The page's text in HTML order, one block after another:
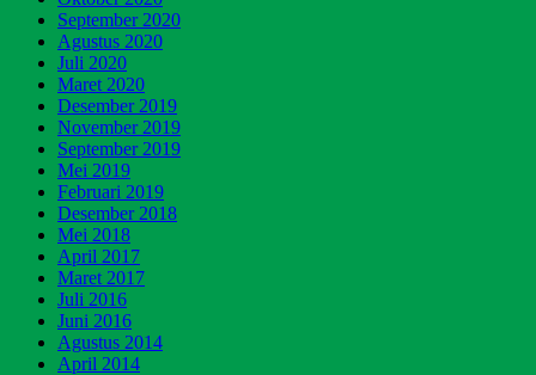
September 2020
Agustus 2020
Juli 2020
Maret 2020
Desember 2019
November 2019
September 2019
Mei 2019
Februari 2019
Desember 2018
Mei 2018
April 2017
Maret 2017
Juli 2016
Juni 2016
Agustus 2014
April 2014